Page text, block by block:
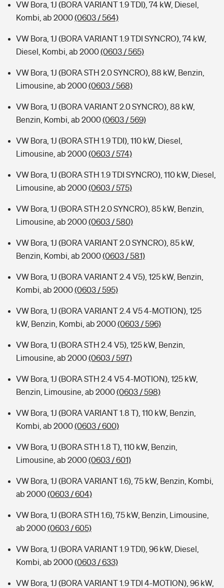
VW Bora, 1J (BORA VARIANT 1.9 TDI), 74 kW, Diesel,
Kombi, ab 2000(0603 / 564)
VW Bora, 1J (BORA VARIANT 1.9 TDI SYNCRO), 74 kW,
Diesel, Kombi, ab 2000(0603 / 565)
VW Bora, 1J (BORA STH 2.0 SYNCRO), 88 kW, Benzin,
Limousine, ab 2000(0603 / 568)
VW Bora, 1J (BORA VARIANT 2.0 SYNCRO), 88 kW,
Benzin, Kombi, ab 2000(0603 / 569)
VW Bora, 1J (BORA STH 1.9 TDI), 110 kW, Diesel,
Limousine, ab 2000(0603 / 574)
VW Bora, 1J (BORA STH 1.9 TDI SYNCRO), 110 kW, Diesel,
Limousine, ab 2000(0603 / 575)
VW Bora, 1J (BORA STH 2.0 SYNCRO), 85 kW, Benzin,
Limousine, ab 2000(0603 / 580)
VW Bora, 1J (BORA VARIANT 2.0 SYNCRO), 85 kW,
Benzin, Kombi, ab 2000(0603 / 581)
VW Bora, 1J (BORA VARIANT 2.4 V5), 125 kW, Benzin,
Kombi, ab 2000(0603 / 595)
VW Bora, 1J (BORA VARIANT 2.4 V5 4-MOTION), 125
kW, Benzin, Kombi, ab 2000(0603 / 596)
VW Bora, 1J (BORA STH 2.4 V5), 125 kW, Benzin,
Limousine, ab 2000(0603 / 597)
VW Bora, 1J (BORA STH 2.4 V5 4-MOTION), 125 kW,
Benzin, Limousine, ab 2000(0603 / 598)
VW Bora, 1J (BORA VARIANT 1.8 T), 110 kW, Benzin,
Kombi, ab 2000(0603 / 600)
VW Bora, 1J (BORA STH 1.8 T), 110 kW, Benzin,
Limousine, ab 2000(0603 / 601)
VW Bora, 1J (BORA VARIANT 1.6), 75 kW, Benzin, Kombi,
ab 2000(0603 / 604)
VW Bora, 1J (BORA STH 1.6), 75 kW, Benzin, Limousine,
ab 2000(0603 / 605)
VW Bora, 1J (BORA VARIANT 1.9 TDI), 96 kW, Diesel,
Kombi, ab 2000(0603 / 633)
VW Bora, 1J (BORA VARIANT 1.9 TDI 4-MOTION), 96 kW,